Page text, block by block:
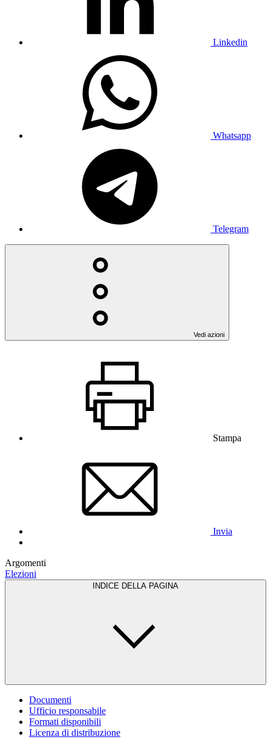
Linkedin
Whatsapp
Telegram
Vedi azioni
Stampa
Invia
Argomenti
Elezioni
INDICE DELLA PAGINA
Documenti
Ufficio responsabile
Formati disponibili
Licenza di distribuzione